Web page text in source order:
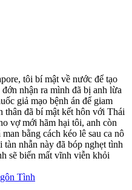
tôi bí mật về nước để tạo
nhận ra mình đã bị anh lừa
giả mạo bệnh án để giam
đã bí mật kết hôn với Thái
vợ mới hãm hại tôi, anh còn
bằng cách kéo lê sau ca nô
nhẫn này đã bóp nghẹt tình
sẽ biến mất vĩnh viễn khỏi
Tình